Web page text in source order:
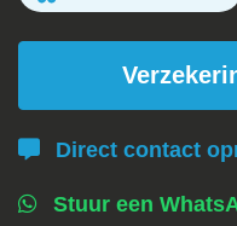
Direct contact
Stuur een